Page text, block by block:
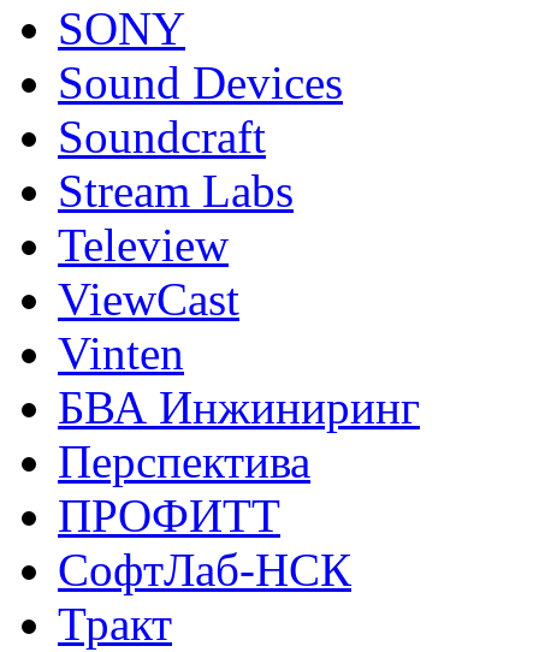
SONY
Sound Devices
Soundcraft
Stream Labs
Teleview
ViewCast
Vinten
БВА Инжиниринг
Перспектива
ПРОФИТТ
СофтЛаб-НСК
Тракт